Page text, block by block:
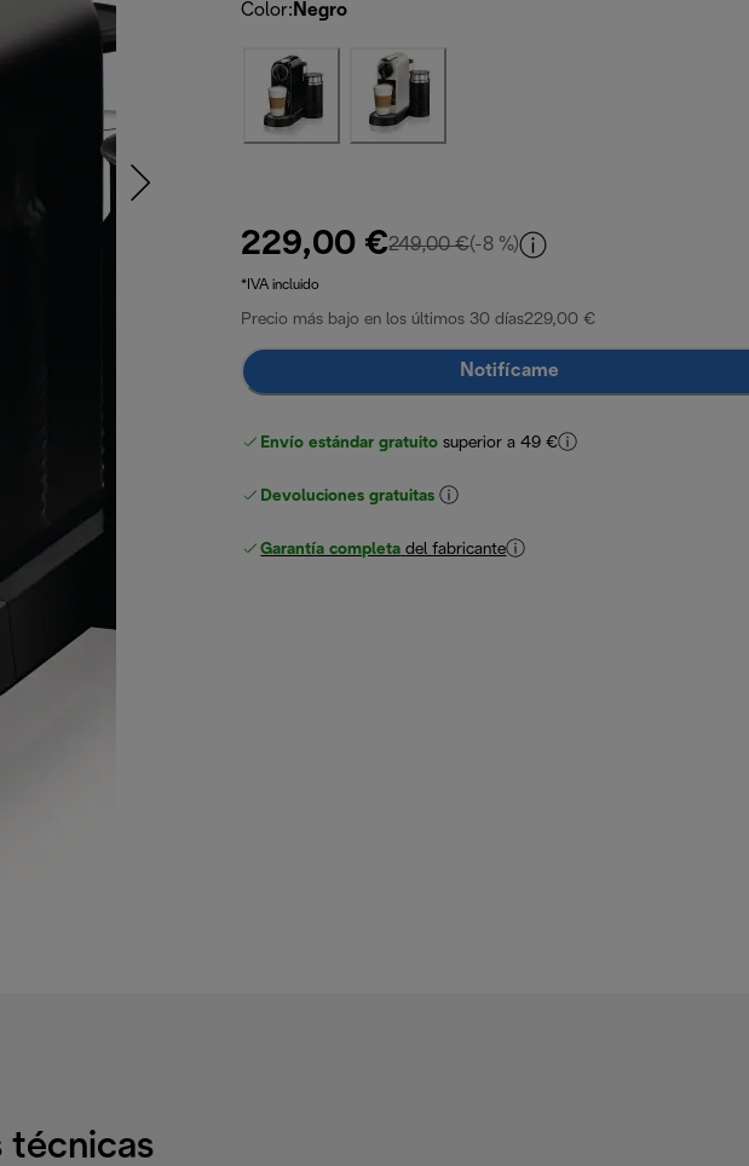
Color: Negro
229,00 €249,00 €precio original 249,00 €
(-8 %)
*IVA incluido
Precio más bajo en los últimos 30 días229,00 €
Notifícame
Envío estándar gratuito superior a 49 €
Devoluciones gratuitas
Garantía completa del fabricante
técnicas